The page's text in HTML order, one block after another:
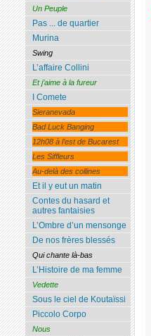
Un Peuple
Pas ... de quartier
Murina
Swing
L’affaire Collini
Et j’aime à la fureur
I Comete
Sieranevada
Bad Luck Banging
12h08 à l’est de Bucarest
Les Siffleurs
Au-delà des collines
Et il y eut un matin
Contes du hasard et
autres fantaisies
L’Ombre d’un mensonge
De nos frères blessés
Qui chante là-bas
L’Histoire de ma femme
Vedette
Sous le ciel de Koutaïssi
Piccolo Corpo
Nous